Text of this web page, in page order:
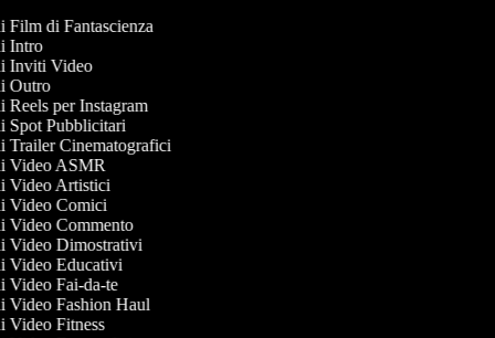
Film di Fantascienza
Intro
Inviti Video
Outro
Reels per Instagram
Spot Pubblicitari
Trailer Cinematografici
Video ASMR
Video Artistici
Video Comici
Video Commento
Video Dimostrativi
Video Educativi
Video Fai-da-te
Video Fashion Haul
Video Fitness